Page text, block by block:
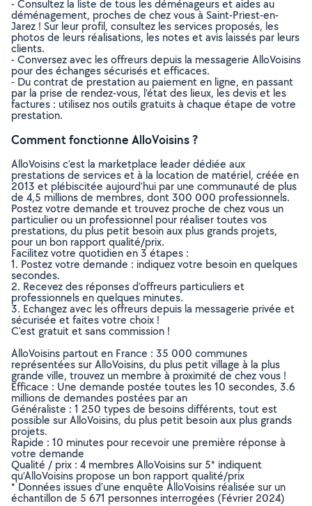
- Consultez la liste de tous les déménageurs et aides au
déménagement, proches de chez vous à Saint-Priest-en-
Jarez ! Sur leur profil, consultez les services proposés, les
photos de leurs réalisations, les notes et avis laissés par leurs
clients.
- Conversez avec les offreurs depuis la messagerie AlloVoisins
pour des échanges sécurisés et efficaces.
- Du contrat de prestation au paiement en ligne, en passant
par la prise de rendez-vous, l’état des lieux, les devis et les
factures : utilisez nos outils gratuits à chaque étape de votre
prestation.
Comment fonctionne AlloVoisins ?
AlloVoisins c’est la marketplace leader dédiée aux
prestations de services et à la location de matériel, créée en
2013 et plébiscitée aujourd’hui par une communauté de plus
de 4,5 millions de membres, dont 300 000 professionnels.
Postez votre demande et trouvez proche de chez vous un
particulier ou un professionnel pour réaliser toutes vos
prestations, du plus petit besoin aux plus grands projets,
pour un bon rapport qualité/prix.
Facilitez votre quotidien en 3 étapes :
1. Postez votre demande : indiquez votre besoin en quelques
secondes.
2. Recevez des réponses d’offreurs particuliers et
professionnels en quelques minutes.
3. Echangez avec les offreurs depuis la messagerie privée et
sécurisée et faites votre choix !
C’est gratuit et sans commission !
AlloVoisins partout en France : 35 000 communes
représentées sur AlloVoisins, du plus petit village à la plus
grande ville, trouvez un membre à proximité de chez vous !
Efficace : Une demande postée toutes les 10 secondes, 3.6
millions de demandes postées par an
Généraliste : 1 250 types de besoins différents, tout est
possible sur AlloVoisins, du plus petit besoin aux plus grands
projets.
Rapide : 10 minutes pour recevoir une première réponse à
votre demande
Qualité / prix : 4 membres AlloVoisins sur 5* indiquent
qu’AlloVoisins propose un bon rapport qualité/prix
* Données issues d’une enquête AlloVoisins réalisée sur un
échantillon de 5 671 personnes interrogées (Février 2024)